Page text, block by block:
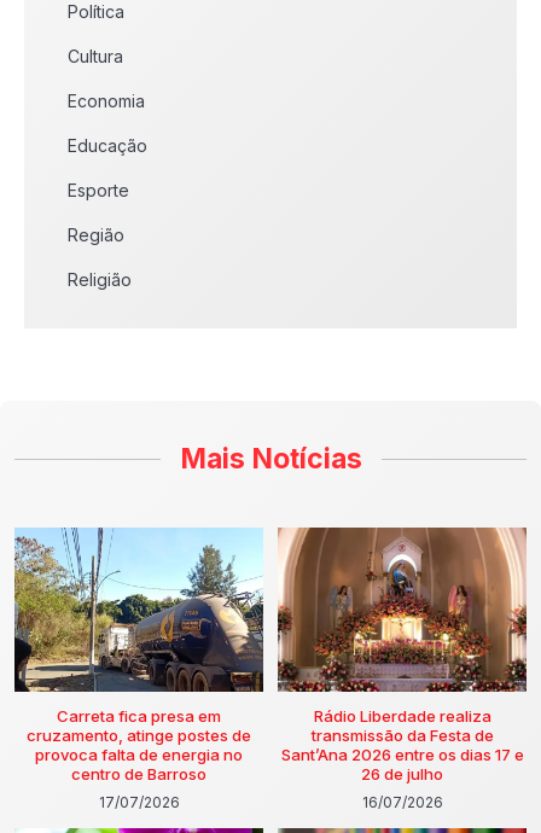
Política
Cultura
Economia
Educação
Esporte
Região
Religião
Mais Notícias
Carreta fica presa em
cruzamento, atinge postes de
provoca falta de energia no
centro de Barroso
17/07/2026
Rádio Liberdade realiza
transmissão da Festa de
Sant’Ana 2026 entre os dias 17 e
26 de julho
16/07/2026